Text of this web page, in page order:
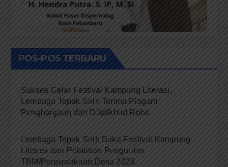
POS-POS TERBARU
Sukses Gelar Festival Kampung Literasi,
Lembaga Tepak Sirih Terima Piagam
Penghargaan dari Disdikbud Rohil
Lembaga Tepak Sirih Buka Festival Kampung
Literasi dan Pelatihan Penguatan
TBM/Perpustakaan Desa 2026